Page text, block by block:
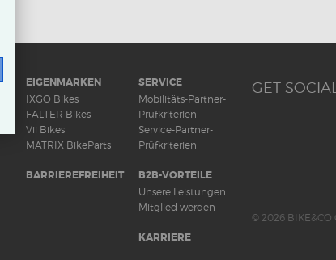
EIGENMARKEN
IXGO Bikes
FALTER Bikes
Vii Bikes
MATRIX BikeParts
BARRIEREFREIHEIT
SERVICE
Mobilitäts-Partner-
Prüfkriterien
Service-Partner-
Prüfkriterien
B2B-VORTEILE
Unsere Leistungen
Mitglied werden
KARRIERE
GET
© 2026 BIKE&CO